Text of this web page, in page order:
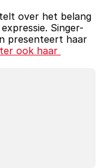
over het belang
Singer-
presenteert haar
ook haar